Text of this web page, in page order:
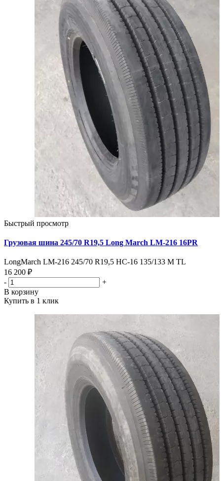
Быстрый просмотр
Грузовая шина 245/70 R19,5 Long March LM-216 16PR
LongMarch LM-216 245/70 R19,5 НС-16 135/133 M TL
16 200 ₽
-
+
В корзину
Купить в 1 клик